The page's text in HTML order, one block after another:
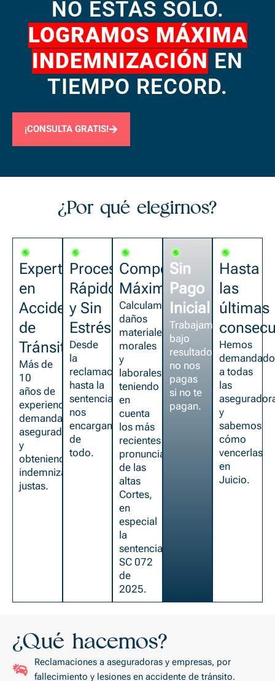
NO ESTÁS SOLO.
LOGRAMOS MÁXIMA
INDEMNIZACIÓN EN
TIEMPO RECORD.
¡CONSULTA GRATIS!
¿Por qué elegirnos?
Expertos
en
Accidentes
de
Tránsito
Más de
10
años de
experiencia
demandando
aseguradoras
y
obteniendo
indemnizaciones
justas.
Proceso
Rápido
y Sin
Estrés
Desde
la
reclamación
hasta la
sentencia,
nos
encargamos
de
todo.
Compensación
Máxima
Calculamos
daños
materiales,
morales
y
laborales
teniendo
en
cuenta
los más
recientes
pronunciamientos
de las
altas
Cortes,
en
especial
la
sentencia
SC 072
de
2025.
Sin
Pago
Inicial
Trabajamos
bajo
resultado,
no nos
pagas
si no te
pagan.
Hasta
las
últimas
Hemos
demandado
a todas
las
y
sabemos
cómo
vencerlas
en
Juicio.
¿Qué hacemos?
Reclamaciones a aseguradoras y empresas, por
fallecimiento y lesiones en accidente de tránsito.